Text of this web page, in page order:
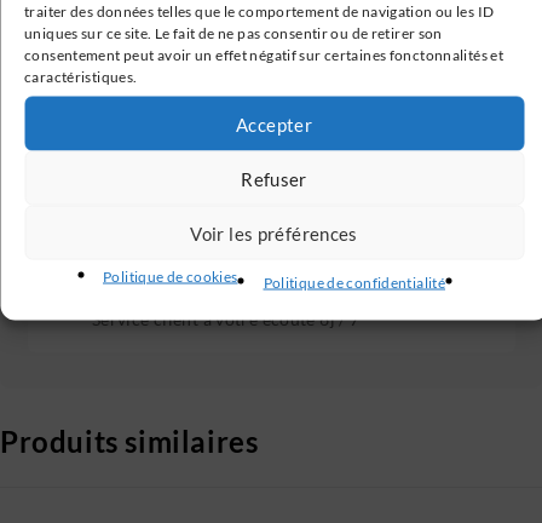
traiter des données telles que le comportement de navigation ou les ID
uniques sur ce site. Le fait de ne pas consentir ou de retirer son
consentement peut avoir un effet négatif sur certaines fonctonnalités et
caractéristiques.
Accepter
Refuser
Voir les préférences
Politique de cookies Politique de confidentialité
Paiement Sécurisé
Transactions 100% sécurisées
Avis Clients Vérifiés
Service Client
Service client à votre écoute 6j / 7
Produits similaires